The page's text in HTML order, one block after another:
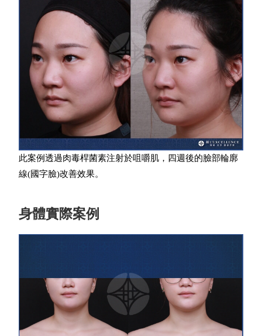
此案例透過肉毒桿菌素注射於咀嚼肌，四週後的臉部輪廓
線(國字臉)改善效果。​
身體實際案例